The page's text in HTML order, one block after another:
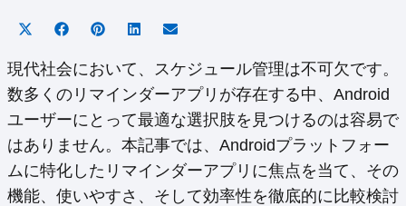
Share
X
(Twitter)
Share
Facebook
Share
Pinterest
Share
LinkedInEmail
現代社会において、スケジュール管理は不可欠です。
数多くのリマインダーアプリが存在する中、Android
ユーザーにとって最適な選択肢を見つけるのは容易で
はありません。本記事では、Androidプラットフォー
ムに特化したリマインダーアプリに焦点を当て、その
機能、使いやすさ、そして効率性を徹底的に比較検討